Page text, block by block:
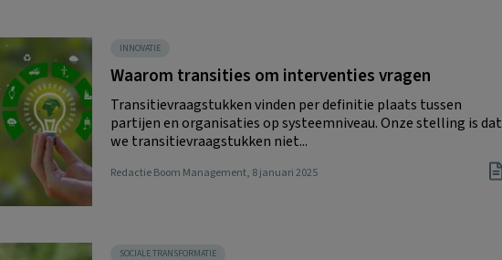
INNOVATIE
Waarom transities om interventies vragen
Transitievraagstukken vinden per definitie plaats tussen
partijen en organisaties op systeemniveau. Onze stelling is dat
we transitievraagstukken niet...
Redactie Boom Management, 8 januari 2025
SOCIALE TRANSFORMATIE